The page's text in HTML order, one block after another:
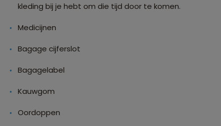
kleding bij je hebt om die tijd door te komen.
Medicijnen
Bagage cijferslot
Bagagelabel
Kauwgom
Oordoppen